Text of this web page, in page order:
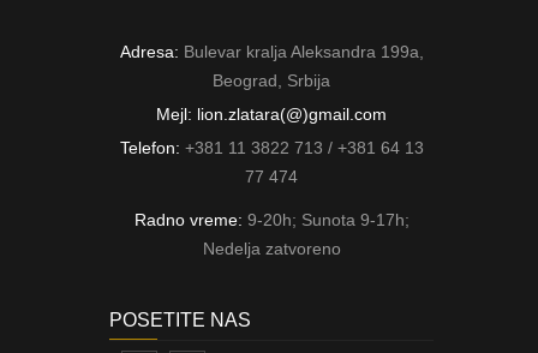
Adresa: Bulevar kralja Aleksandra 199a,
Beograd, Srbija
Mejl: lion.zlatara(@)gmail.com
Telefon: +381 11 3822 713 / +381 64 13
77 474
Radno vreme: 9-20h; Sunota 9-17h;
Nedelja zatvoreno
POSETITE NAS